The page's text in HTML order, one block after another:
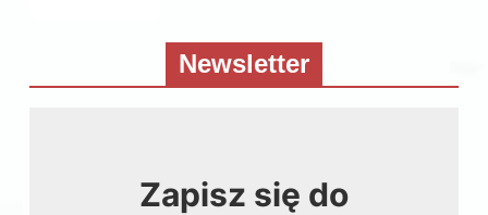
Newsletter
Zapisz się do